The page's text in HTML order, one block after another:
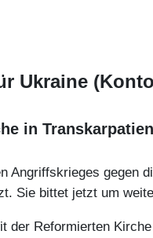
Ukraine
in
Angriffskrieges gegen
Sie bittet jetzt um
der Reformierten